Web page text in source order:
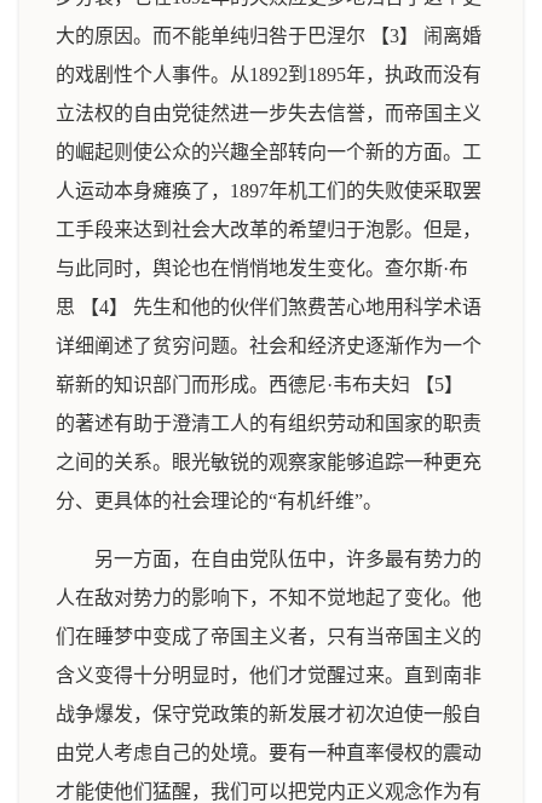
大的原因。而不能单纯归咎于巴涅尔 【3】 闹离婚
的戏剧性个人事件。从1892到1895年，执政而没有
立法权的自由党徒然进一步失去信誉，而帝国主义
的崛起则使公众的兴趣全部转向一个新的方面。工
人运动本身瘫痪了，1897年机工们的失败使采取罢
工手段来达到社会大改革的希望归于泡影。但是，
与此同时，舆论也在悄悄地发生变化。查尔斯·布
思 【4】 先生和他的伙伴们煞费苦心地用科学术语
详细阐述了贫穷问题。社会和经济史逐渐作为一个
崭新的知识部门而形成。西德尼·韦布夫妇 【5】
的著述有助于澄清工人的有组织劳动和国家的职责
之间的关系。眼光敏锐的观察家能够追踪一种更充
分、更具体的社会理论的“有机纤维”。
另一方面，在自由党队伍中，许多最有势力的
人在敌对势力的影响下，不知不觉地起了变化。他
们在睡梦中变成了帝国主义者，只有当帝国主义的
含义变得十分明显时，他们才觉醒过来。直到南非
战争爆发，保守党政策的新发展才初次迫使一般自
由党人考虑自己的处境。要有一种直率侵权的震动
才能使他们猛醒，我们可以把党内正义观念作为有